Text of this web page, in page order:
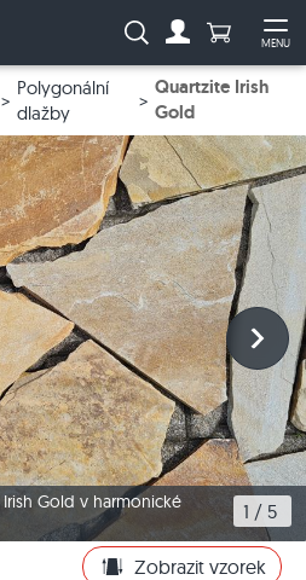
MENU
Vyhledávání:Počet
Polygonální
dlažby
Quartzite Irish
Gold
Gold v harmonické
1 / 5
Zobrazit vzorek